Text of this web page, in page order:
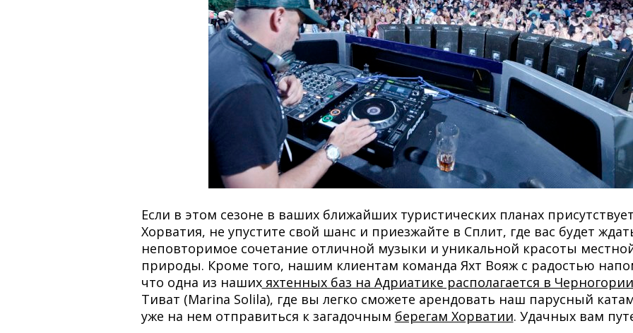
Если в этом сезоне в ваших ближайших туристических планах
Хорватия, не упустите свой шанс и приезжайте в Сплит, где вас будет
неповторимое сочетание отличной музыки и уникальной красоты
природы. Кроме того, нашим клиентам команда Яхт Вояж с радостью
что одна из нашихяхтенных баз на Адриатике располагается в Черногории
Тиват (Marina Solila), где вы легко сможете арендовать наш парусный
уже на нем отправиться к загадочным берегам Хорватии. Удачных вам